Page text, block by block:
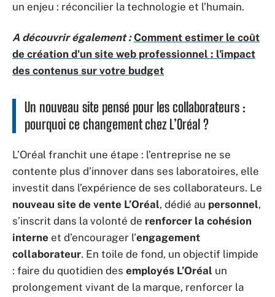
un enjeu : réconcilier la technologie et l’humain.
A découvrir également : Comment estimer le coût
de création d'un site web professionnel : l'impact
des contenus sur votre budget
Un nouveau site pensé pour les collaborateurs :
pourquoi ce changement chez L’Oréal ?
L’Oréal franchit une étape : l’entreprise ne se
contente plus d’innover dans ses laboratoires, elle
investit dans l’expérience de ses collaborateurs. Le
nouveau site de vente L’Oréal, dédié au personnel,
s’inscrit dans la volonté de renforcer la cohésion
interne et d’encourager l’engagement
collaborateur. En toile de fond, un objectif limpide
: faire du quotidien des employés L’Oréal un
prolongement vivant de la marque, renforcer la